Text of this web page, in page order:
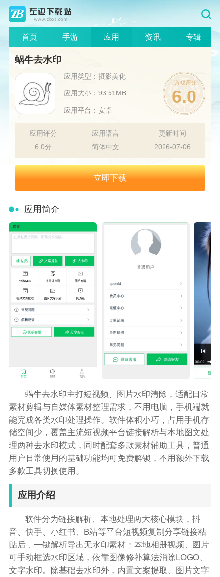
首页 手游 应用 资讯 专辑
蜗牛去水印
应用类型：摄影美化
应用大小：93.51MB
应用平台：安卓
6.0
应用评分
6.0分
应用语言
简体中文
更新时间
2026-07-06
立即下载
应用简介
蜗牛去水印主打短视频、图片水印清除，适配日常
素材剪辑与自媒体素材整理需求，不用电脑，手机端就
能完成各类水印处理操作。软件体积小巧，占用手机存
储空间少，覆盖主流短视频平台链接解析与本地图文处
理两种去水印模式，同时配套多款素材辅助工具，普通
用户日常使用的基础功能均可免费解锁，不用额外下载
多款工具切换使用。
应用介绍
软件分为链接解析、本地处理两大核心模块，抖
音、快手、小红书、B站等平台短视频复制分享链接粘
贴后，一键解析导出无水印素材；本地相册视频、图片
可手动框选水印区域，依靠图像修补算法消除LOGO、
文字水印。除基础去水印外，内置文案提取、图片文字